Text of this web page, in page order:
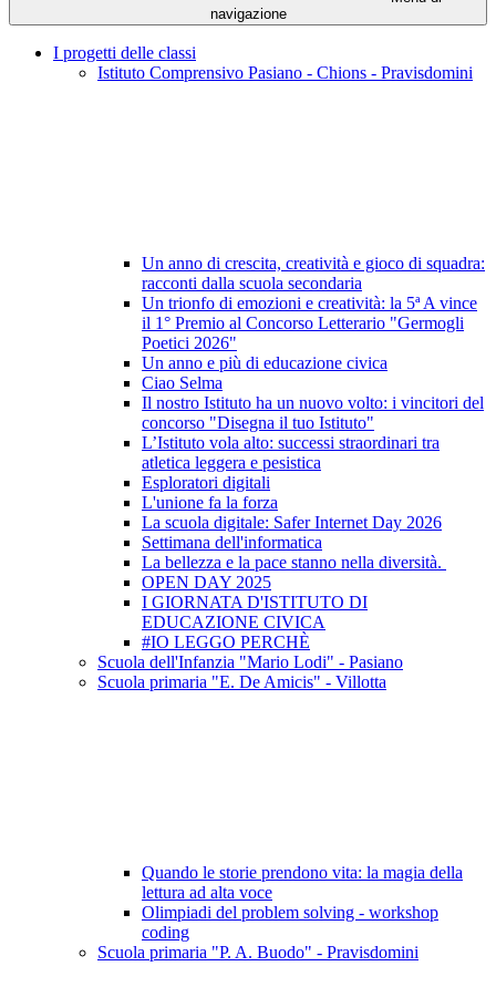
navigazione
I progetti delle classi
Istituto Comprensivo Pasiano - Chions - Pravisdomini
Un anno di crescita, creatività e gioco di squadra:
racconti dalla scuola secondaria
Un trionfo di emozioni e creatività: la 5ª A vince
il 1° Premio al Concorso Letterario "Germogli
Poetici 2026"
Un anno e più di educazione civica
Ciao Selma
Il nostro Istituto ha un nuovo volto: i vincitori del
concorso "Disegna il tuo Istituto"
L’Istituto vola alto: successi straordinari tra
atletica leggera e pesistica
Esploratori digitali
L'unione fa la forza
La scuola digitale: Safer Internet Day 2026
Settimana dell'informatica
La bellezza e la pace stanno nella diversità.
OPEN DAY 2025
I GIORNATA D'ISTITUTO DI
EDUCAZIONE CIVICA
#IO LEGGO PERCHÈ
Scuola dell'Infanzia "Mario Lodi" - Pasiano
Scuola primaria "E. De Amicis" - Villotta
Quando le storie prendono vita: la magia della
lettura ad alta voce
Olimpiadi del problem solving - workshop
coding
Scuola primaria "P. A. Buodo" - Pravisdomini